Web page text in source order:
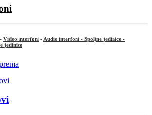
- Video interfoni - Audio interfoni - Spoljne jedinice -
jedinice